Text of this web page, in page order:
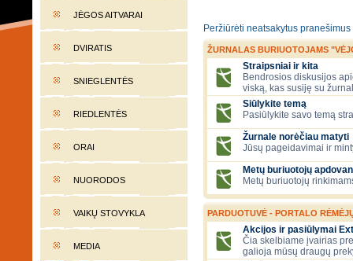
JĖGOS AITVARAI
DVIRATIS
SNIEGLENTĖS
RIEDLENTĖS
ORAI
NUORODOS
VAIKŲ STOVYKLA
MEDIA
Peržiūrėti neatsakytus pranešimus
ŽURNALAS BURIUOTOJAMS
Straipsniai ir kita
Bendrosios diskusijos
viską, kas susiję su
Siūlykite temą
Pasiūlykite savo temą
Žurnale norėčiau matyti
Jūsų pageidavimai ir
Metų buriuotojų
Metų buriuotojų
PARDUOTUVĖ - PORTALO
Akcijos ir pasiūlymai
Čia skelbiame įvairias
galioja mūsų draugų